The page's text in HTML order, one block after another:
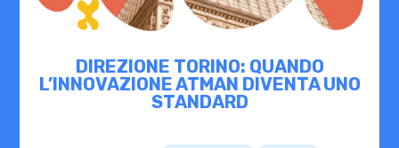
DIREZIONE TORINO: QUANDO
L’INNOVAZIONE ATMAN DIVENTA UNO
STANDARD